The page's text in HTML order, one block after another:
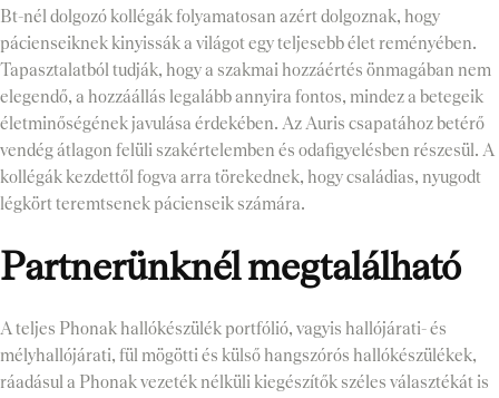
Bt-nél dolgozó kollégák folyamatosan azért dolgoznak, hogy
pácienseiknek kinyissák a világot egy teljesebb élet reményében.
Tapasztalatból tudják, hogy a szakmai hozzáértés önmagában nem
elegendő, a hozzáállás legalább annyira fontos, mindez a betegeik
életminőségének javulása érdekében. Az Auris csapatához betérő
vendég átlagon felüli szakértelemben és odafigyelésben részesül. A
kollégák kezdettől fogva arra törekednek, hogy családias, nyugodt
légkört teremtsenek pácienseik számára.
Partnerünknél megtalálható
A teljes Phonak hallókészülék portfólió, vagyis hallójárati- és
mélyhallójárati, fül mögötti és külső hangszórós hallókészülékek,
ráadásul a Phonak vezeték nélküli kiegészítők széles választékát is